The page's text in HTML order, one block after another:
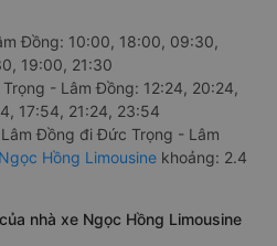
Đồng: 10:00, 18:00, 09:30,
19:00, 21:30
- Lâm Đồng: 12:24, 20:24,
17:54, 21:24, 23:54
Đồng đi Đức Trọng - Lâm
Ngọc Hồng Limousine khoảng: 2.4
nhà xe Ngọc Hồng Limousine